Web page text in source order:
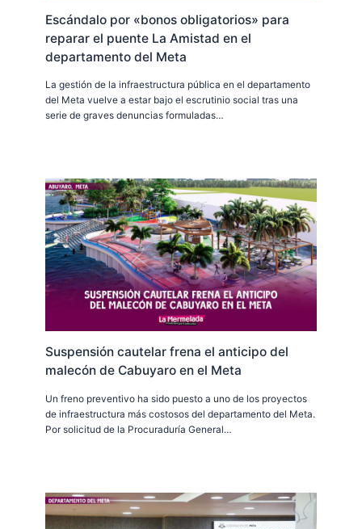
Escándalo por «bonos obligatorios» para
reparar el puente La Amistad en el
departamento del Meta
La gestión de la infraestructura pública en el departamento
del Meta vuelve a estar bajo el escrutinio social tras una
serie de graves denuncias formuladas…
Suspensión cautelar frena el anticipo del
malecón de Cabuyaro en el Meta
Un freno preventivo ha sido puesto a uno de los proyectos
de infraestructura más costosos del departamento del Meta.
Por solicitud de la Procuraduría General…